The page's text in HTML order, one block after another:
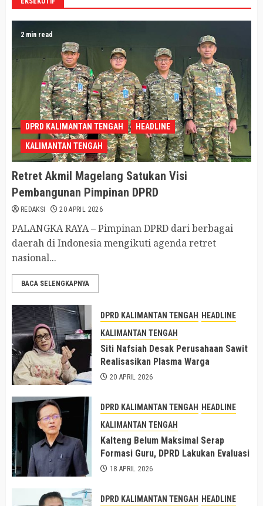
2 min read
DPRD KALIMANTAN TENGAH HEADLINE
KALIMANTAN TENGAH
Retret Akmil Magelang Satukan Visi
Pembangunan Pimpinan DPRD
REDAKSI 20 APRIL 2026
PALANGKA RAYA – Pimpinan DPRD dari berbagai
daerah di Indonesia mengikuti agenda retret
nasional...
BACA SELENGKAPNYA
DPRD KALIMANTAN TENGAH
HEADLINE
KALIMANTAN TENGAH
Siti Nafsiah Desak Perusahaan Sawit
Realisasikan Plasma Warga
20 APRIL 2026
DPRD KALIMANTAN TENGAH
HEADLINE
KALIMANTAN TENGAH
Kalteng Belum Maksimal Serap
Formasi Guru, DPRD Lakukan Evaluasi
18 APRIL 2026
DPRD KALIMANTAN TENGAH
HEADLINE